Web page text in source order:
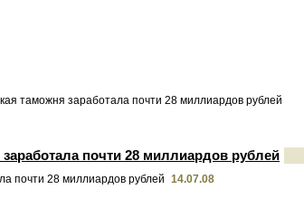
таможня заработала почти 28 миллиардов рублей
почти 28 миллиардов рублей
14.07.08